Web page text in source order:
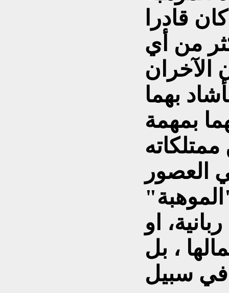
قادرا
من أي
بهما
بمهمة
العصور
او
، بل
في سبيل